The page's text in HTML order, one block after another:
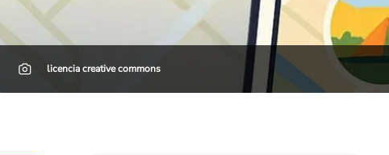
licencia creative commons